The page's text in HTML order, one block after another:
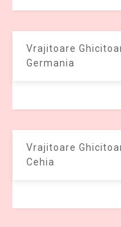
Vrajitoare
Germania
Vrajitoare
Cehia